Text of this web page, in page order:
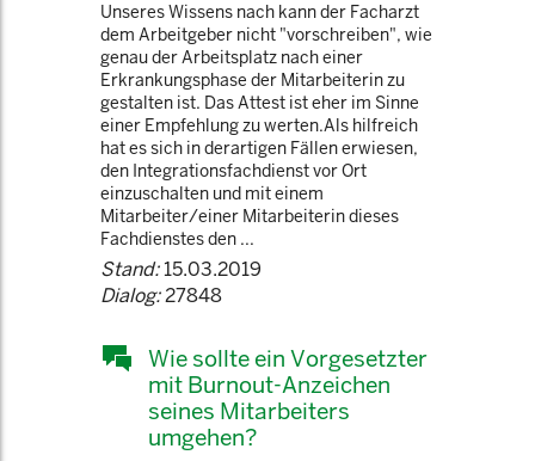
Unseres Wissens nach kann der Facharzt
dem Arbeitgeber nicht "vorschreiben", wie
genau der Arbeitsplatz nach einer
Erkrankungsphase der Mitarbeiterin zu
gestalten ist. Das Attest ist eher im Sinne
einer Empfehlung zu werten.Als hilfreich
hat es sich in derartigen Fällen erwiesen,
den Integrationsfachdienst vor Ort
einzuschalten und mit einem
Mitarbeiter/einer Mitarbeiterin dieses
Fachdienstes den ...
Stand:15.03.2019
Dialog:27848
Wie sollte ein Vorgesetzter
mit Burnout-Anzeichen
seines Mitarbeiters
umgehen?